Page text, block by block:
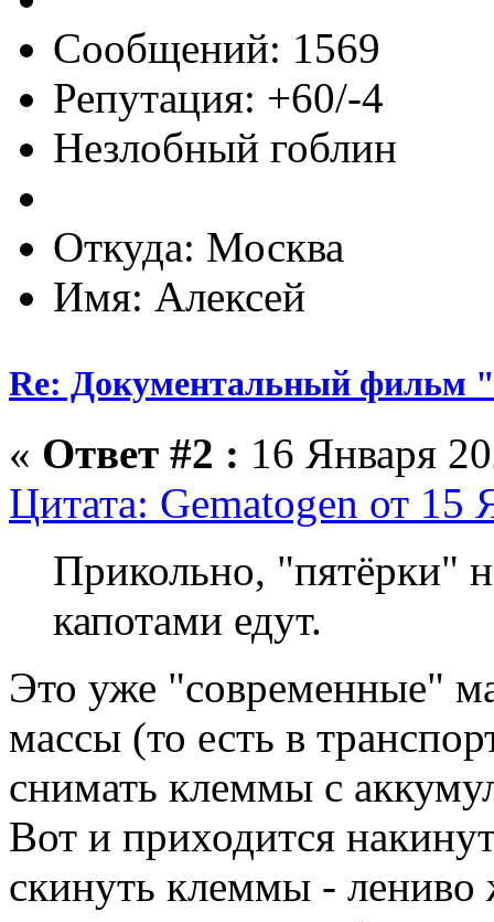
Сообщений: 1569
Репутация: +60/-4
Незлобный гоблин
Откуда: Москва
Имя: Алексей
Re: Документальный фильм
« Ответ #2 : 16 Января
Цитата: Gematogen от 15
Прикольно, "пятёрки"
капотами едут.
Это уже "современные"
массы (то есть в
снимать клеммы с
Вот и приходится
скинуть клеммы - лениво